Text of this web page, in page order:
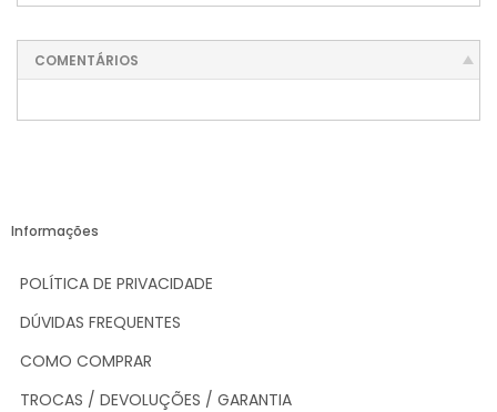
COMENTÁRIOS
Informações
POLÍTICA DE PRIVACIDADE
DÚVIDAS FREQUENTES
COMO COMPRAR
TROCAS / DEVOLUÇÕES / GARANTIA